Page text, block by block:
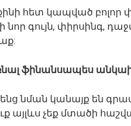
հետ կապված բոլոր
նոր գույն, փիրսինգ,
ֆինանսապես
նման կանայք են
այլևս չեք մտածի